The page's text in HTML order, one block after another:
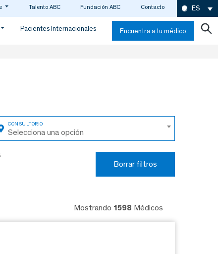
Talento ABC Fundación ABC Contacto ES
Pacientes Internacionales Encuentra a tu médico
Selecciona una opción
Borrar filtros
Mostrando 1598 Médicos